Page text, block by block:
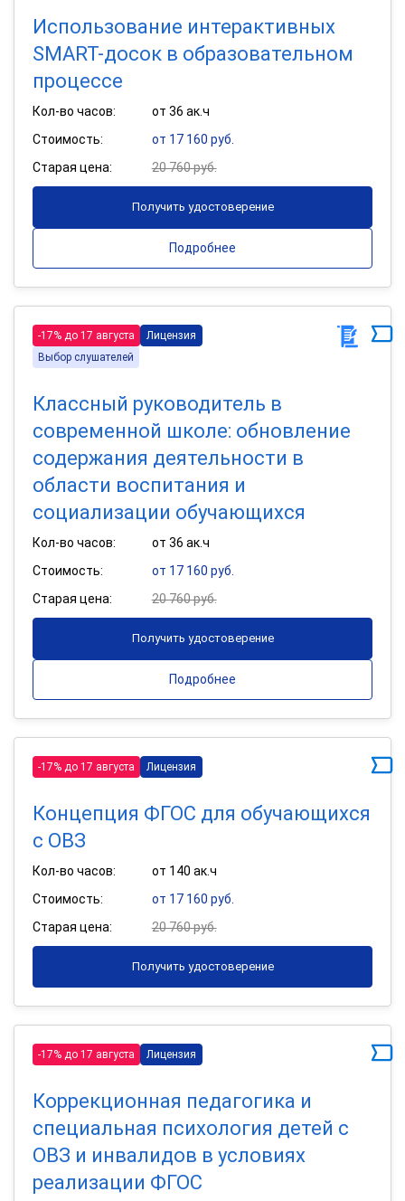
Использование интерактивных
SMART-досок в образовательном
процессе
Кол-во часов:
от 36 ак.ч
Стоимость:
от 17 160 руб.
Старая цена:
20 760 руб.
Получить удостоверение
Подробнее
-17% до 17 августа
Лицензия
Выбор слушателей
Классный руководитель в
современной школе: обновление
содержания деятельности в
области воспитания и
социализации обучающихся
Кол-во часов:
от 36 ак.ч
Стоимость:
от 17 160 руб.
Старая цена:
20 760 руб.
Получить удостоверение
Подробнее
-17% до 17 августа Лицензия
Концепция ФГОС для обучающихся
с ОВЗ
Кол-во часов:
от 140 ак.ч
Стоимость:
от 17 160 руб.
Старая цена:
20 760 руб.
Получить удостоверение
-17% до 17 августа Лицензия
Коррекционная педагогика и
специальная психология детей с
ОВЗ и инвалидов в условиях
реализации ФГОС